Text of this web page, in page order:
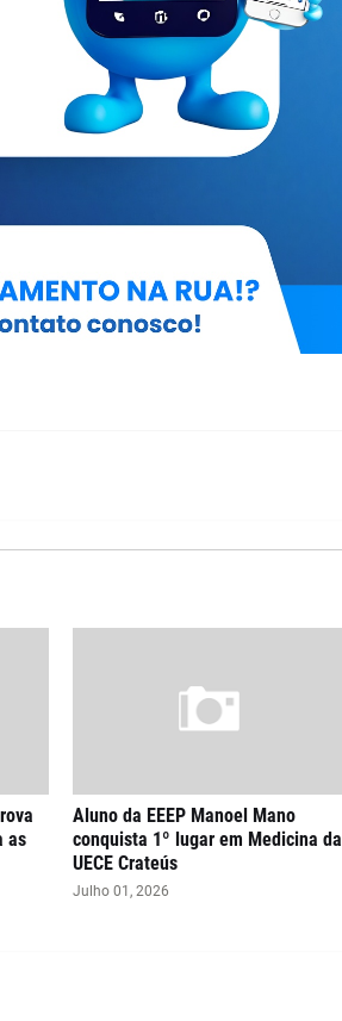
as
Aluno da EEEP Manoel Mano
conquista 1º lugar em Medicina da
UECE Crateús
Julho 01, 2026